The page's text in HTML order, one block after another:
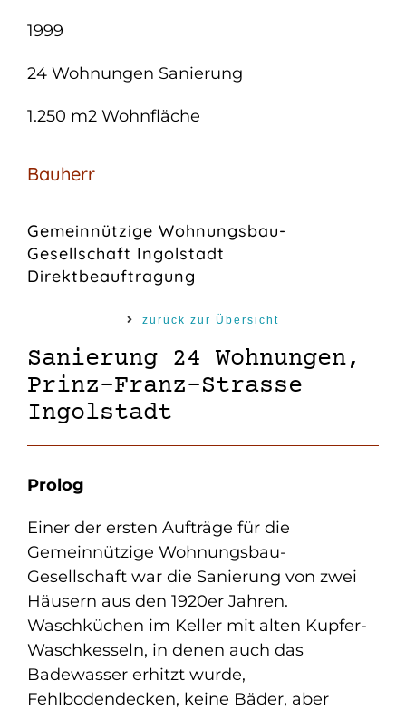
1999
24 Wohnungen Sanierung
1.250 m2 Wohnfläche
Bauherr
Gemeinnützige Wohnungsbau-
Gesellschaft Ingolstadt
Direktbeauftragung
zurück zur Übersicht
Sanierung 24 Wohnungen,
Prinz-Franz-Strasse
Ingolstadt
Prolog
Einer der ersten Aufträge für die
Gemeinnützige Wohnungsbau-
Gesellschaft war die Sanierung von zwei
Häusern aus den 1920er Jahren.
Waschküchen im Keller mit alten Kupfer-
Waschkesseln, in denen auch das
Badewasser erhitzt wurde,
Fehlbodendecken, keine Bäder, aber